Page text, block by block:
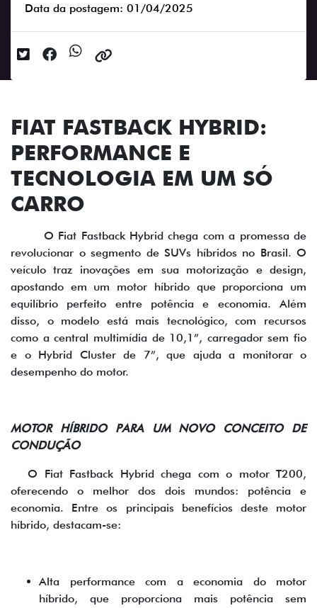
Data da postagem: 01/04/2025
FIAT FASTBACK HYBRID:
PERFORMANCE E
TECNOLOGIA EM UM SÓ
CARRO
O Fiat Fastback Hybrid chega com a promessa de
revolucionar o segmento de SUVs híbridos no Brasil. O
veículo traz inovações em sua motorização e design,
apostando em um motor híbrido que proporciona um
equilíbrio perfeito entre potência e economia. Além
disso, o modelo está mais tecnológico, com recursos
como a central multimídia de 10,1”, carregador sem fio
e o Hybrid Cluster de 7”, que ajuda a monitorar o
desempenho do motor.
MOTOR HÍBRIDO PARA UM NOVO CONCEITO DE
CONDUÇÃO
O Fiat Fastback Hybrid chega com o motor T200,
oferecendo o melhor dos dois mundos: potência e
economia. Entre os principais benefícios deste motor
híbrido, destacam-se:
Alta performance com a economia do motor
híbrido, que proporciona mais potência sem